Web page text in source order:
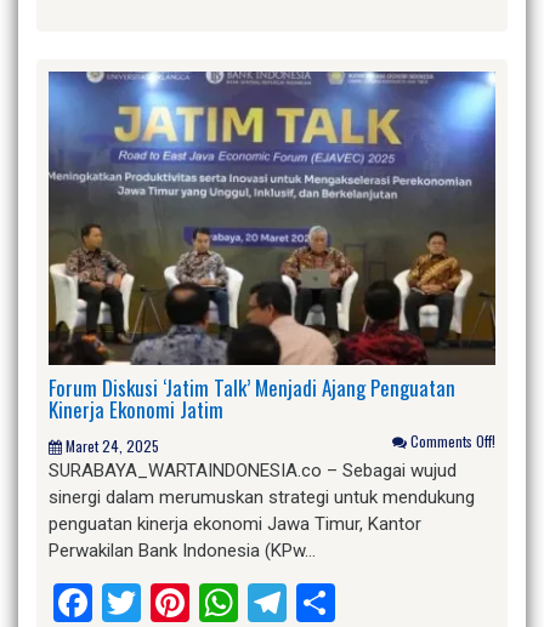
Forum Diskusi ‘Jatim Talk’ Menjadi Ajang Penguatan
Kinerja Ekonomi Jatim
Maret 24, 2025 Comments Off!
SURABAYA_WARTAINDONESIA.co – Sebagai wujud
sinergi dalam merumuskan strategi untuk mendukung
penguatan kinerja ekonomi Jawa Timur, Kantor
Perwakilan Bank Indonesia (KPw…
Facebook
Twitter
Pinterest
WhatsApp
Telegram